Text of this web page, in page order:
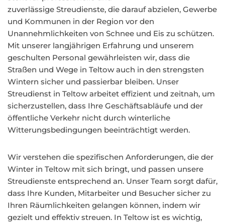
zuverlässige Streudienste, die darauf abzielen, Gewerbe
und Kommunen in der Region vor den
Unannehmlichkeiten von Schnee und Eis zu schützen.
Mit unserer langjährigen Erfahrung und unserem
geschulten Personal gewährleisten wir, dass die
Straßen und Wege in Teltow auch in den strengsten
Wintern sicher und passierbar bleiben. Unser
Streudienst in Teltow arbeitet effizient und zeitnah, um
sicherzustellen, dass Ihre Geschäftsabläufe und der
öffentliche Verkehr nicht durch winterliche
Witterungsbedingungen beeinträchtigt werden.
Wir verstehen die spezifischen Anforderungen, die der
Winter in Teltow mit sich bringt, und passen unsere
Streudienste entsprechend an. Unser Team sorgt dafür,
dass Ihre Kunden, Mitarbeiter und Besucher sicher zu
Ihren Räumlichkeiten gelangen können, indem wir
gezielt und effektiv streuen. In Teltow ist es wichtig,